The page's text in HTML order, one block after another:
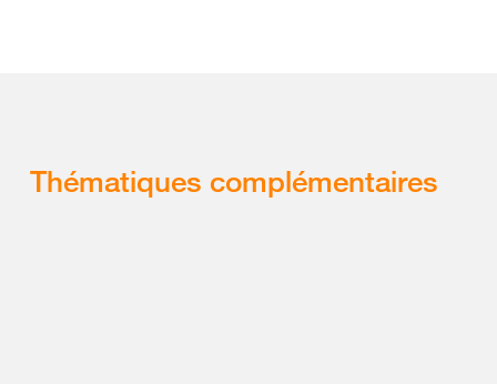
Thématiques complémentaires